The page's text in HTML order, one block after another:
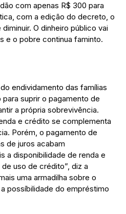
com apenas R$ 300 para
com a edição do decreto, o
O dinheiro público vai
e o pobre continua faminto.
endividamento das famílias
suprir o pagamento de
a própria sobrevivência.
e crédito se complementa
Porém, o pagamento de
de juros acabam
a disponibilidade de renda e
uso de crédito”, diz a
uma armadilha sobre o
possíbilidade do empréstimo